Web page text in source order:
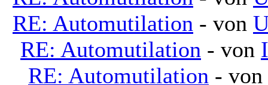
RE: Automutilation - von
RE: Automutilation - von
RE: Automutilation - von